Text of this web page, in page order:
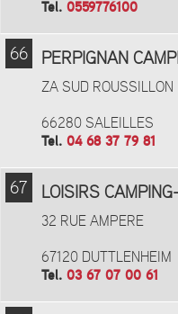
Tel. 0559776100
66 PERPIGNAN
ZA SUD ROUSSILLON
66280 SALEILLES
Tel. 04 68 37 79 81
67 LOISIRS
32 RUE AMPERE
67120 DUTTLENHEIM
Tel. 03 67 07 00 61